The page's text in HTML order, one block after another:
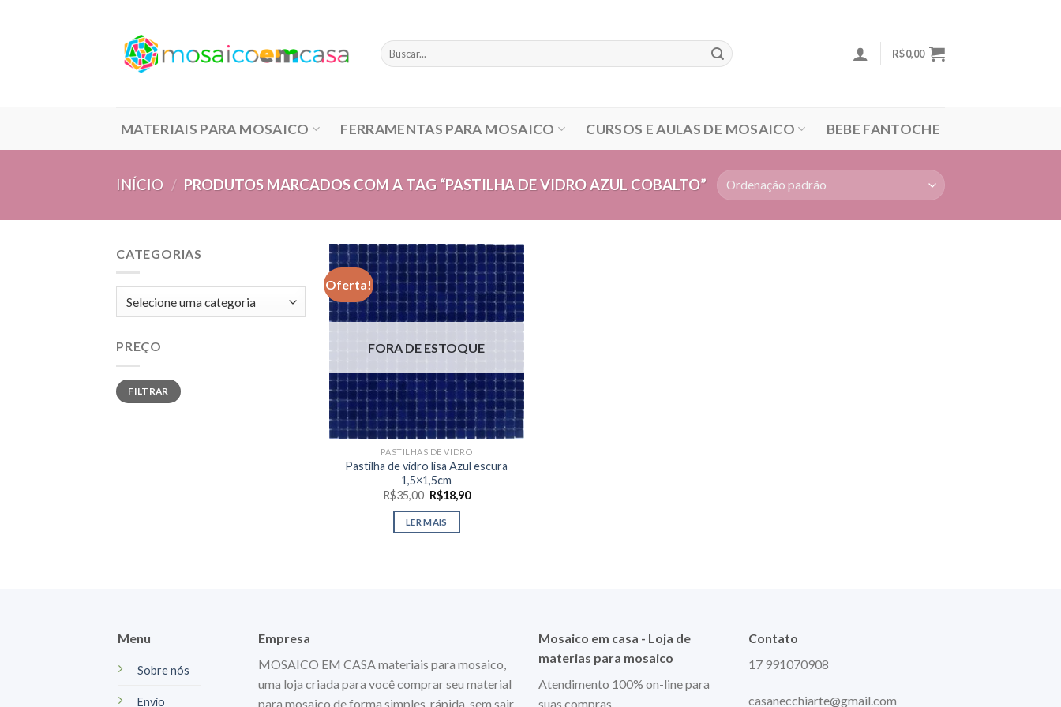
Pesquisar
por:
R$0,00
MATERIAIS PARA MOSAICO FERRAMENTAS PARA MOSAICO CURSOS E AULAS DE MOSAICO BEBE FANTOCHE
INÍCIO / PRODUTOS MARCADOS COM A TAG “PASTILHA DE VIDRO AZUL COBALTO”
CATEGORIAS
PREÇO
Preço
mínimo
Preço
máximo
FILTRAR
Oferta!
FORA DE ESTOQUE
PASTILHAS DE VIDRO
Pastilha de vidro lisa Azul escura
1,5×1,5cm
R$35,00 O
preço
original
era:
R$18,90O
LER MAIS
Menu
Sobre nós
Envio
Empresa
MOSAICO EM CASA materiais para mosaico,
uma loja criada para você comprar seu material
para mosaico de forma simples, rápida, sem sair
Mosaico em casa - Loja de
materias para mosaico
Atendimento 100% on-line para
suas compras
Contato
17 991070908
casanecchiarte@gmail.com